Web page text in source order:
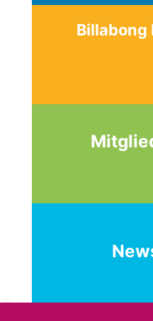
Billabong